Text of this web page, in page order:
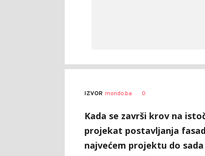
IZVOR mondo.ba 0
Kada se završi krov na
projekat postavljanja
najvećem projektu do